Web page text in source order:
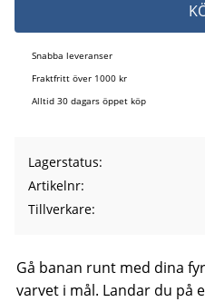
Snabba leveranser
Fraktfritt över 1000 kr
Alltid 30 dagars öppet köp
Lagerstatus
Artikelnr
Tillverkare
Gå banan runt med dina
varvet i mål. Landar du på